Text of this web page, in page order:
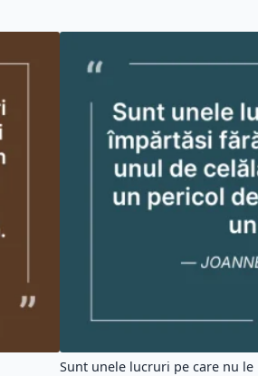
Sunt unele lucruri pe care nu le